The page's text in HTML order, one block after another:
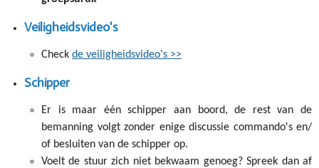
Veiligheidsvideo's
Check de veiligheidsvideo's >>
Schipper
Er is maar één schipper aan boord, de rest van de
bemanning volgt zonder enige discussie commando's en/
of besluiten van de schipper op.
Voelt de stuur zich niet bekwaam genoeg? Spreek dan af